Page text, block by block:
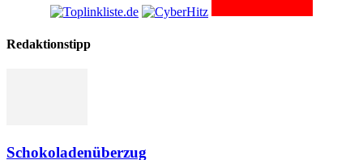
Redaktionstipp
Schokoladenüberzug